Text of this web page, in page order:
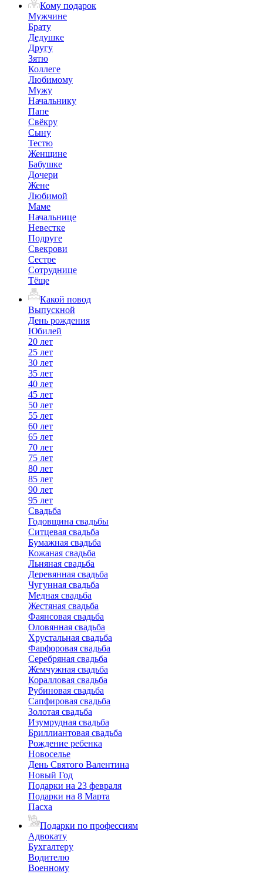
Кому подарок
Мужчине
Брату
Дедушке
Другу
Зятю
Коллеге
Любимому
Мужу
Начальнику
Папе
Свёкру
Сыну
Тестю
Женщине
Бабушке
Дочери
Жене
Любимой
Маме
Начальнице
Невестке
Подруге
Свекрови
Сестре
Сотруднице
Тёще
Какой повод
Выпускной
День рождения
Юбилей
20 лет
25 лет
30 лет
35 лет
40 лет
45 лет
50 лет
55 лет
60 лет
65 лет
70 лет
75 лет
80 лет
85 лет
90 лет
95 лет
Свадьба
Годовщина свадьбы
Ситцевая свадьба
Бумажная свадьба
Кожаная свадьба
Льняная свадьба
Деревянная свадьба
Чугунная свадьба
Медная свадьба
Жестяная свадьба
Фаянсовая свадьба
Оловянная свадьба
Хрустальная свадьба
Фарфоровая свадьба
Серебряная свадьба
Жемчужная свадьба
Коралловая свадьба
Рубиновая свадьба
Сапфировая свадьба
Золотая свадьба
Изумрудная свадьба
Бриллиантовая свадьба
Рождение ребенка
Новоселье
День Святого Валентина
Новый Год
Подарки на 23 февраля
Подарки на 8 Марта
Пасха
Подарки по профессиям
Адвокату
Бухгалтеру
Водителю
Военному